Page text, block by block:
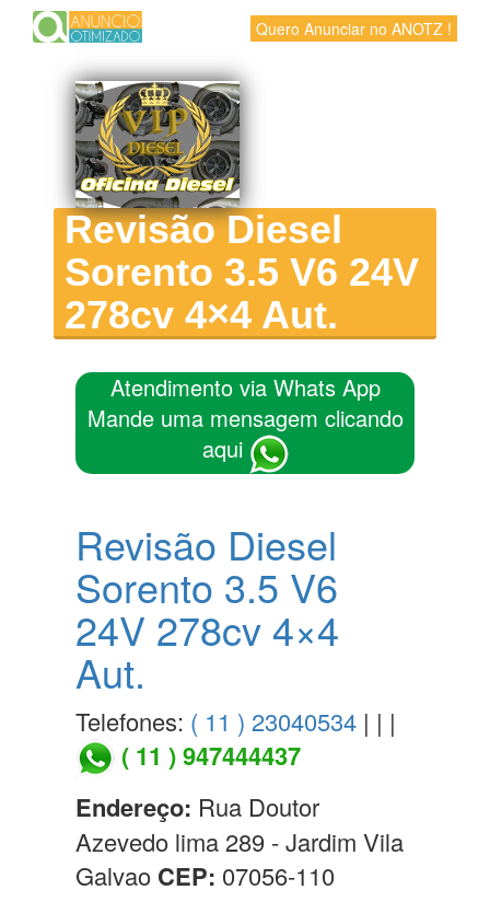
Quero Anunciar no ANOTZ !
Revisão Diesel
Sorento 3.5 V6 24V
278cv 4×4 Aut.
Atendimento via Whats App
Mande uma mensagem clicando
aqui
Revisão Diesel
Sorento 3.5 V6
24V 278cv 4×4
Aut.
Telefones: ( 11 ) 23040534 | | |
( 11 ) 947444437
Endereço: Rua Doutor
Azevedo lima 289 - Jardim Vila
Galvao CEP: 07056-110